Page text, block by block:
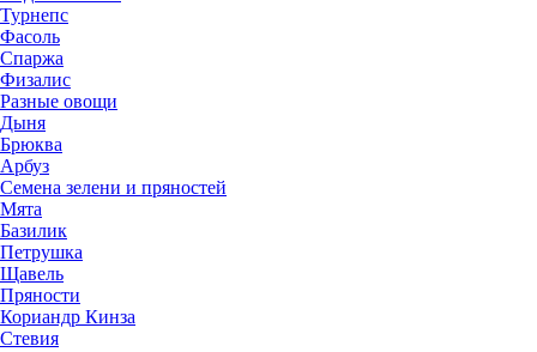
Турнепс
Фасоль
Спаржа
Физалис
Разные овощи
Дыня
Брюква
Арбуз
Семена зелени и пряностей
Мята
Базилик
Петрушка
Щавель
Пряности
Кориандр Кинза
Стевия